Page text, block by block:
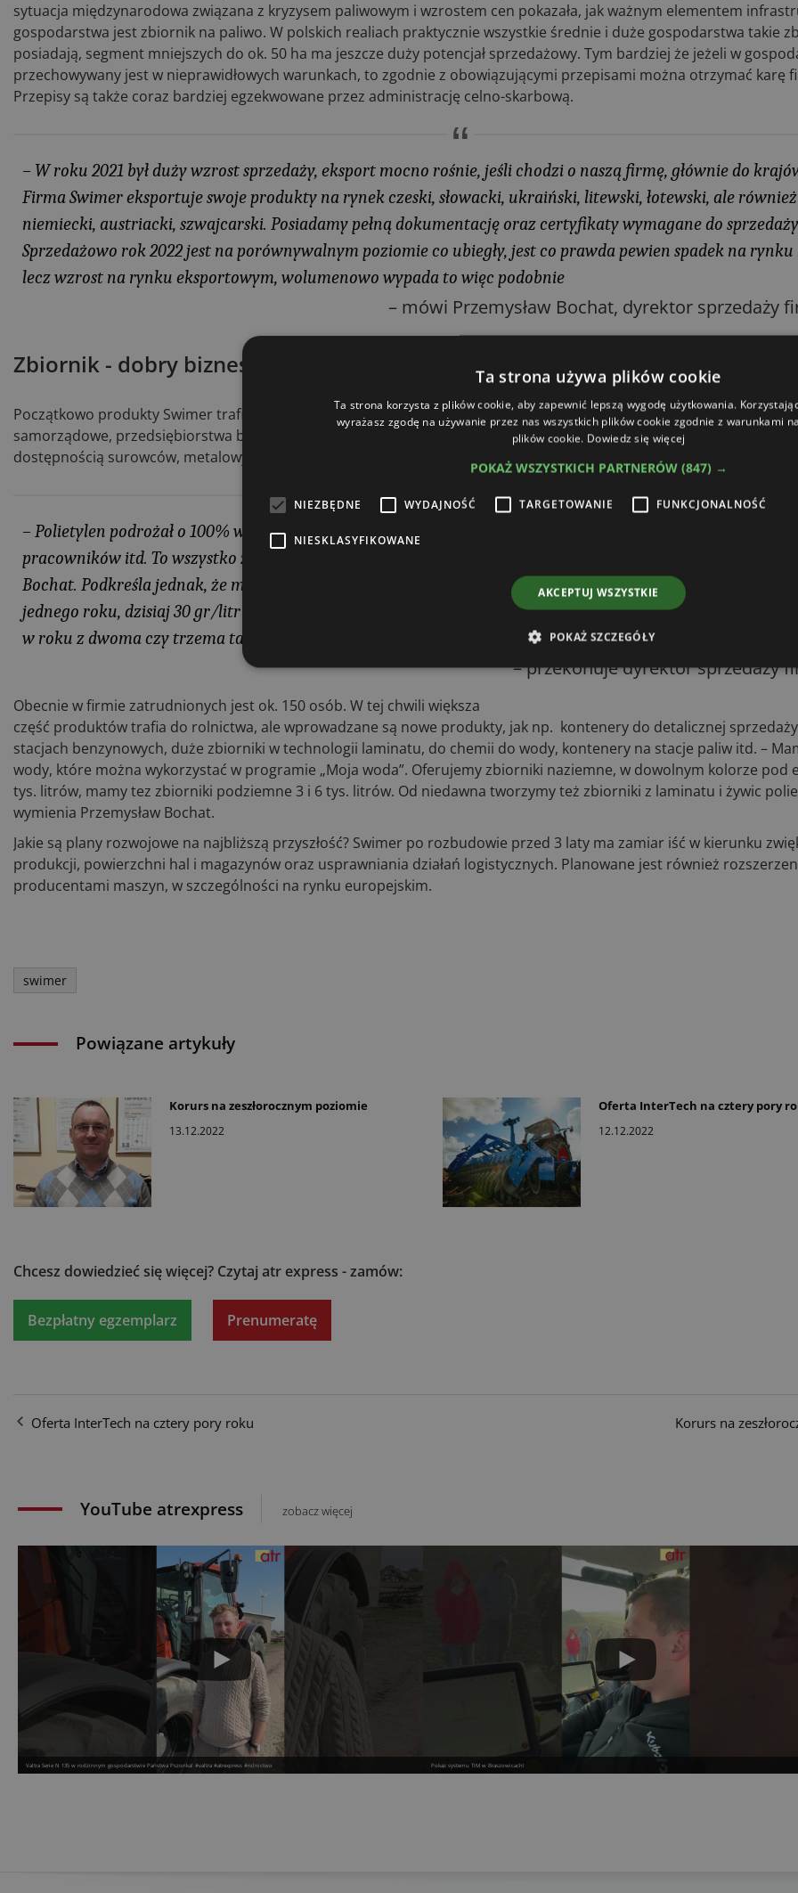
sytuacja międzynarodowa związana z kryzysem paliwowym i wzrostem cen pokazała, jak ważnym elementem
gospodarstwa jest zbiornik na paliwo. W polskich realiach praktycznie wszystkie średnie i duże gospodarstwa takie
posiadają, segment mniejszych do ok. 50 ha ma jeszcze duży potencjał sprzedażowy. Tym bardziej że jeżeli w
przechowywany jest w nieprawidłowych warunkach, to zgodnie z obowiązującymi przepisami można otrzymać karę
Przepisy są także coraz bardziej egzekwowane przez administrację celno-skarbową.
– W roku 2021 był duży wzrost sprzedaży, eksport mocno rośnie, jeśli chodzi o naszą firmę, głównie do
Firma Swimer eksportuje swoje produkty na rynek czeski, słowacki, ukraiński, litewski, łotewski, ale
niemiecki, austriacki, szwajcarski. Posiadamy pełną dokumentację oraz certyfikaty wymagane do
Sprzedażowo rok 2022 jest na porównywalnym poziomie co ubiegły, jest co prawda pewien spadek na
lecz wzrost na rynku eksportowym, wolumenowo wypada to więc podobnie
– mówi Przemysław Bochat, dyrektor sprzedaży
Zbiornik - dobry biznes
Początkowo produkty Swimer trafiały głównie do gospodarstw rolnych, teraz firma otwiera się na wiele nowych branż
samorządowe, przedsiębiorstwa budowlane, transport itd. Firma cały czas się rozwija i inwestuje pomimo kryzysu i
dostępnością surowców, metalowych podzespołów, granulatu czy z proszku polietylenu.
– Polietylen podrożał o 100% w stosunku do sytuacji przed pandemią, sporo wzrosły też koszty transportu,
pracowników itd. To wszystko złożyło się na wzrost ceny produktów Swimer o 20-30% – zwraca uwagę
Bochat. Podkreśla jednak, że mimo to nadal jest to bardzo opłacalna inwestycja. – Kiedyś zbiorniki się
jednego roku, dzisiaj 30 gr/litr różnicy miedzy hurtem a detalem to juz jest zupełnie normalny poziom.
w roku z dwoma czy trzema tankowaniami się zwraca na tej różnicy
– przekonuje dyrektor sprzedaży
Obecnie w firmie zatrudnionych jest ok. 150 osób. W tej chwili większa
część produktów trafia do rolnictwa, ale wprowadzane są nowe produkty, jak np. kontenery do detalicznej
stacjach benzynowych, duże zbiorniki w technologii laminatu, do chemii do wody, kontenery na stacje paliw itd. –
wody, które można wykorzystać w programie „Moja woda”. Oferujemy zbiorniki naziemne, w dowolnym kolorze pod
tys. litrów, mamy tez zbiorniki podziemne 3 i 6 tys. litrów. Od niedawna tworzymy też zbiorniki z laminatu i żywic
wymienia Przemysław Bochat.
Jakie są plany rozwojowe na najbliższą przyszłość? Swimer po rozbudowie przed 3 laty ma zamiar iść w kierunku
produkcji, powierzchni hal i magazynów oraz usprawniania działań logistycznych. Planowane jest również
producentami maszyn, w szczególności na rynku europejskim.
swimer
Powiązane artykuły
Korurs na zeszłorocznym poziomie
13.12.2022
Oferta InterTech na cztery pory
12.12.2022
Chcesz dowiedzieć się więcej? Czytaj atr express - zamów:
Bezpłatny egzemplarz Prenumeratę
Oferta InterTech na cztery pory roku Korurs na
YouTube atrexpress zobacz więcej
Valtra Serie N 135 w rodzinnym gospodarstwie Państwa Pszonka! #valtra #atrexpress #rolnictwo Pokaz systemu TIM w Braszowicach!
Ta strona używa plików cookie
Ta strona korzysta z plików cookie, aby zapewnić lepszą wygodę użytkowania.
wyrażasz zgodę na używanie przez nas wszystkich plików cookie zgodnie z warunkami
plików cookie. Dowiedz się więcej
POKAŻ WSZYSTKICH PARTNERÓW (847) →
NIEZBĘDNE WYDAJNOŚĆ TARGETOWANIE FUNKCJONALNOŚĆ
NIESKLASYFIKOWANE
AKCEPTUJ WSZYSTKIE
POKAŻ SZCZEGÓŁY